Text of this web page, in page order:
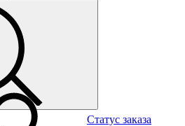
Статус заказа